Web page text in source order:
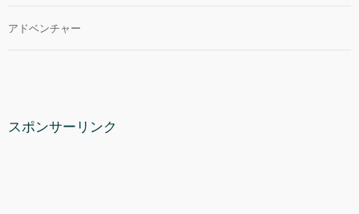
アドベンチャー
スポンサーリンク